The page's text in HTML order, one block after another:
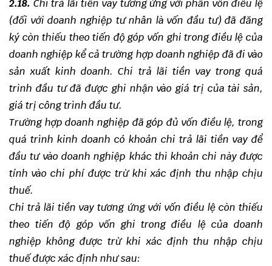
2.18. Chi trả lãi tiền vay tương ứng với phần vốn điều lệ
(đối với doanh nghiệp tư nhân là vốn đầu tư) đã đăng
ký còn thiếu theo tiến độ góp vốn ghi trong điều lệ của
doanh nghiệp kể cả trường hợp doanh nghiệp đã đi vào
sản xuất kinh doanh. Chi trả lãi tiền vay trong quá
trình đầu tư đã được ghi nhận vào giá trị của tài sản,
giá trị công trình đầu tư.
Trường hợp doanh nghiệp đã góp đủ vốn điều lệ, trong
quá trình kinh doanh có khoản chi trả lãi tiền vay để
đầu tư vào doanh nghiệp khác thì khoản chi này được
tính vào chi phí được trừ khi xác định thu nhập chịu
thuế.
Chi trả lãi tiền vay tương ứng với vốn điều lệ còn thiếu
theo tiến độ góp vốn ghi trong điều lệ của doanh
nghiệp không được trừ khi xác định thu nhập chịu
thuế được xác định như sau: